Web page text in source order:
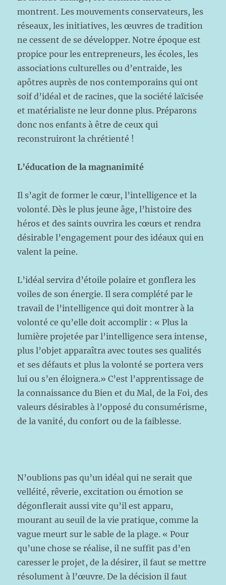
montrent. Les mouvements conservateurs, les
réseaux, les initiatives, les œuvres de tradition
ne cessent de se développer. Notre époque est
propice pour les entrepreneurs, les écoles, les
associations culturelles ou d’entraide, les
apôtres auprès de nos contemporains qui ont
soif d’idéal et de racines, que la société laïcisée
et matérialiste ne leur donne plus. Préparons
donc nos enfants à être de ceux qui
reconstruiront la chrétienté !
L’éducation de la magnanimité
Il s’agit de former le cœur, l’intelligence et la
volonté. Dès le plus jeune âge, l’histoire des
héros et des saints ouvrira les cœurs et rendra
désirable l’engagement pour des idéaux qui en
valent la peine.
L’idéal servira d’étoile polaire et gonflera les
voiles de son énergie. Il sera complété par le
travail de l’intelligence qui doit montrer à la
volonté ce qu’elle doit accomplir : « Plus la
lumière projetée par l’intelligence sera intense,
plus l’objet apparaîtra avec toutes ses qualités
et ses défauts et plus la volonté se portera vers
lui ou s’en éloignera.» C’est l’apprentissage de
la connaissance du Bien et du Mal, de la Foi, des
valeurs désirables à l’opposé du consumérisme,
de la vanité, du confort ou de la faiblesse.
N’oublions pas qu’un idéal qui ne serait que
velléité, rêverie, excitation ou émotion se
dégonflerait aussi vite qu’il est apparu,
mourant au seuil de la vie pratique, comme la
vague meurt sur le sable de la plage. « Pour
qu’une chose se réalise, il ne suffit pas d’en
caresser le projet, de la désirer, il faut se mettre
résolument à l’œuvre. De la décision il faut